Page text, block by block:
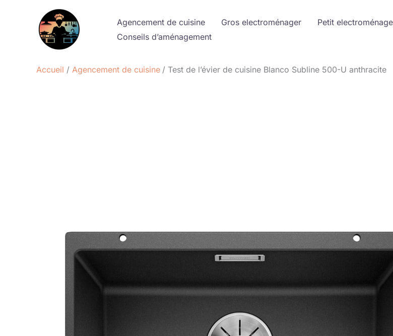
Agencement de cuisine Gros electroménager Petit
Conseils d’aménagement
Accueil Agencement de cuisine Test de l’évier de cuisine Blanco Subline 500-U anthracite